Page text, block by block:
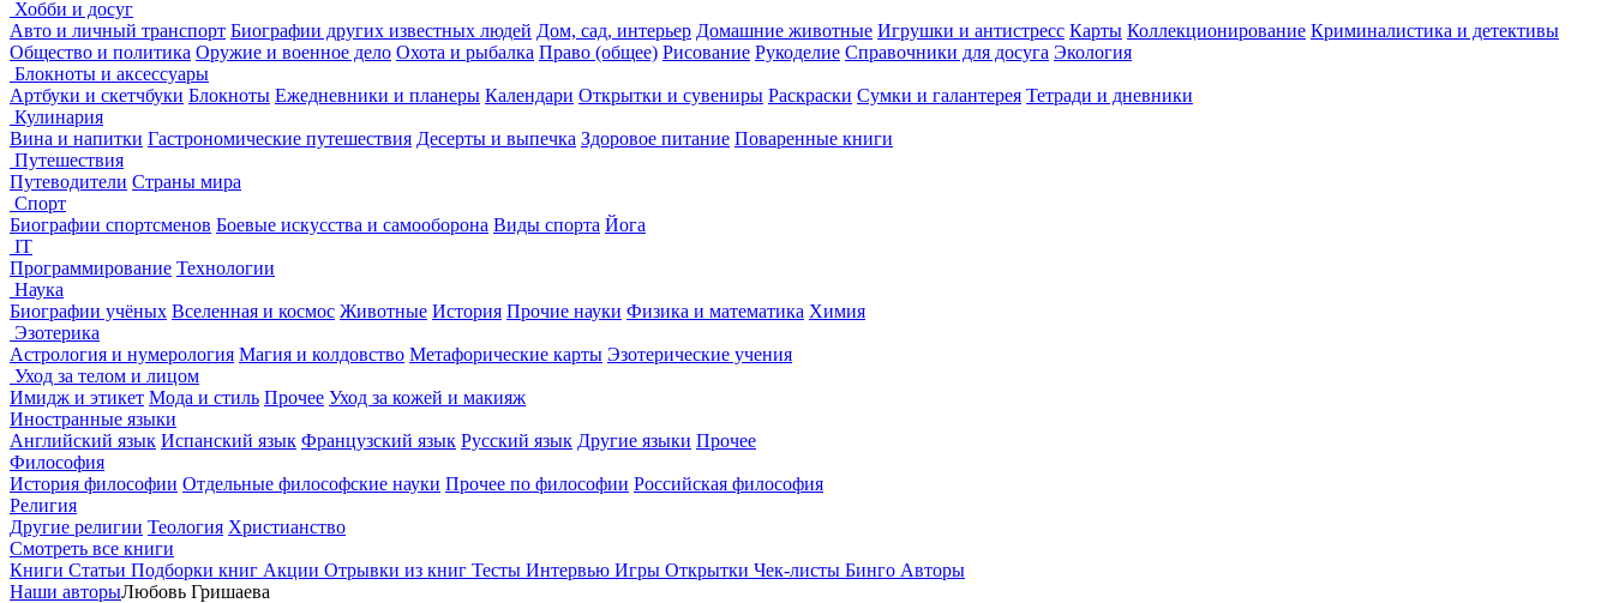
Хобби и досуг
Авто и личный транспорт Биографии других известных людей Дом, сад, интерьер Домашние животные Игрушки и антистресс Карты Коллекционирование Криминалистика и детективы
Общество и политика Оружие и военное дело Охота и рыбалка Право (общее) Рисование Рукоделие Справочники для досуга Экология
Блокноты и аксессуары
Артбуки и скетчбуки Блокноты Ежедневники и планеры Календари Открытки и сувениры Раскраски Сумки и галантерея Тетради и дневники
Кулинария
Вина и напитки Гастрономические путешествия Десерты и выпечка Здоровое питание Поваренные книги
Путешествия
Путеводители Страны мира
Спорт
Биографии спортсменов Боевые искусства и самооборона Виды спорта Йога
IT
Программирование Технологии
Наука
Биографии учёных Вселенная и космос Животные История Прочие науки Физика и математика Химия
Эзотерика
Астрология и нумерология Магия и колдовство Метафорические карты Эзотерические учения
Уход за телом и лицом
Имидж и этикет Мода и стиль Прочее Уход за кожей и макияж
Иностранные языки
Английский язык Испанский язык Французский язык Русский язык Другие языки Прочее
Философия
История философии Отдельные философские науки Прочее по философии Российская философия
Религия
Другие религии Теология Христианство
Смотреть все книги
Книги Статьи Подборки книг Акции Отрывки из книг Тесты Интервью Игры Открытки Чек-листы Бинго Авторы
Наши авторыЛюбовь Гришаева